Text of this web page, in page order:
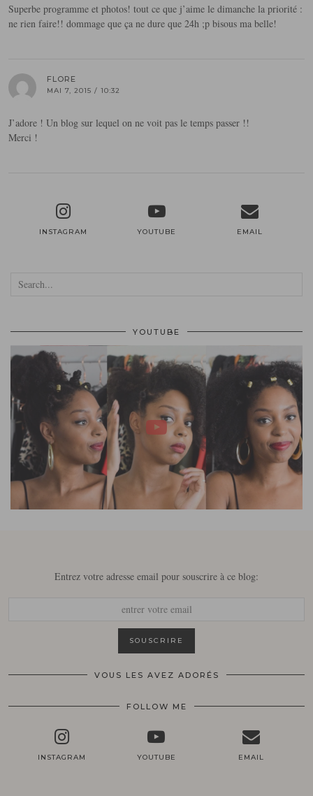
Superbe programme et photos! tout ce que j’aime le dimanche la priorité :
ne rien faire!! dommage que ça ne dure que 24h ;p bisous ma belle!
FLORE
MAI 7, 2015 / 10:32
J’adore ! Un blog sur lequel on ne voit pas le temps passer !!
Merci !
INSTAGRAM YOUTUBE EMAIL
YOUTUBE
Entrez votre adresse email pour souscrire à ce blog:
VOUS LES AVEZ ADORÉS
FOLLOW ME
INSTAGRAM YOUTUBE EMAIL